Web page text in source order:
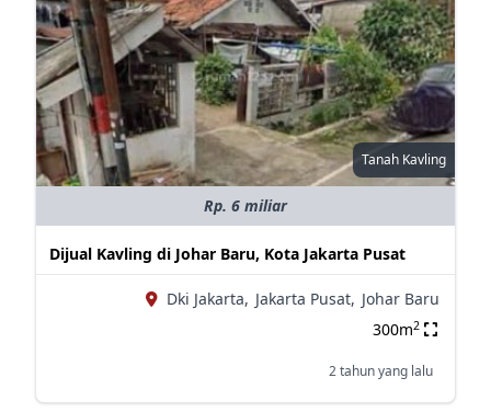
Tanah Kavling
Rp. 6 miliar
Dijual Kavling di Johar Baru, Kota Jakarta Pusat
Dki Jakarta, Jakarta Pusat, Johar Baru
300m2
2 tahun yang lalu